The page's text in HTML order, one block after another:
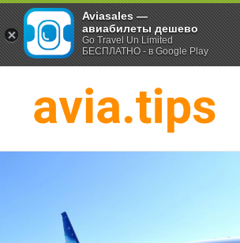
Aviasales —
авиабилеты дешево
Go Travel Un Limited
БЕСПЛАТНО - в Google Play